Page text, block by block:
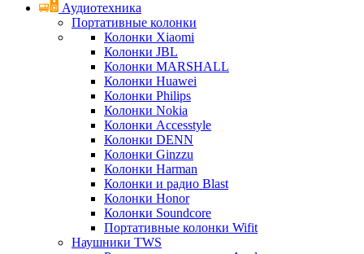
Аудиотехника
Портативные колонки
Колонки Xiaomi
Колонки JBL
Колонки MARSHALL
Колонки Huawei
Колонки Philips
Колонки Nokia
Колонки Accesstyle
Колонки DENN
Колонки Ginzzu
Колонки Harman
Колонки и радио Blast
Колонки Honor
Колонки Soundcore
Портативные колонки Wifit
Наушники TWS